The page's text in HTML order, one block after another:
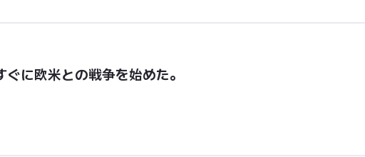
に欧米との戦争を始めた。